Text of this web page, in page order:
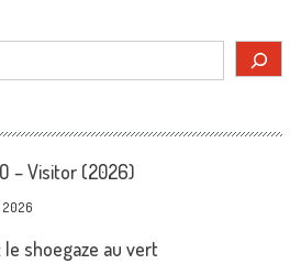
– Visitor (2026)
2026
le shoegaze au vert